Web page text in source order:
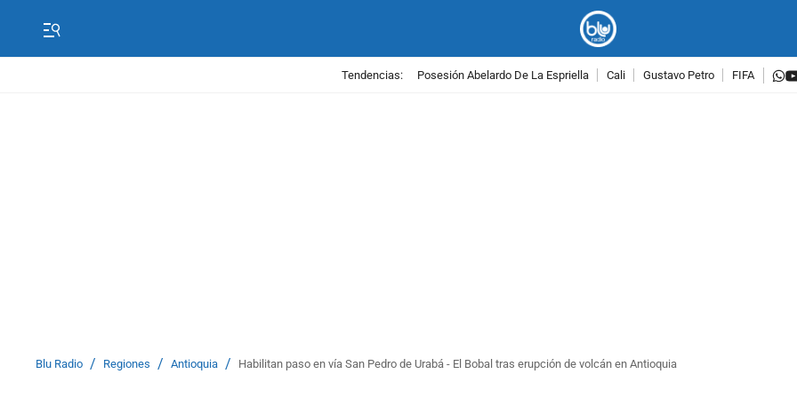
Tendencias: Posesión Abelardo De La Espriella Cali Gustavo Petro FIFA
Blu Radio / Regiones / Antioquia / Habilitan paso en vía San Pedro de Urabá - El Bobal tras erupción de volcán en Antioquia